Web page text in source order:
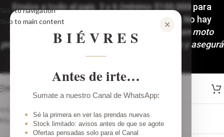
✕
BIÉVRES
Antes de irte…
Sumate a nuestro Canal de WhatsApp:
Sé la primera en ver las prendas nuevas
Stock limitado: avisos antes de que se agote
Ofertas pensadas solo para el Canal
Skip to navigation
Skip to main content
Envíos a todo el país. 3 y 6 (mínimo $100.000 para
accedera las 6 cuotas) cuotas sin interés, No hay
mínimo de compra!🚚Despachos y envíos en moto
programados: Martes y Viernes. ¡Comprá hoy y asegurá
tu look!
MENÚ
Inicio
Mostrando el único resultado